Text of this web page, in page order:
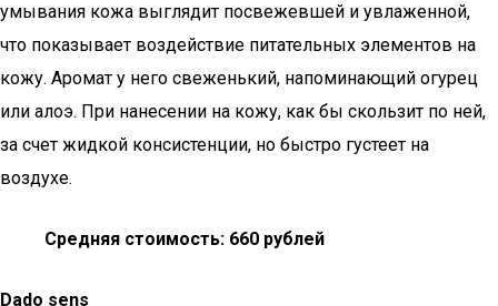
умывания кожа выглядит посвежевшей и увлаженной,
что показывает воздействие питательных элементов на
кожу. Аромат у него свеженький, напоминающий огурец
или алоэ. При нанесении на кожу, как бы скользит по ней,
за счет жидкой консистенции, но быстро густеет на
воздухе.
Средняя стоимость: 660 рублей
Dado sens